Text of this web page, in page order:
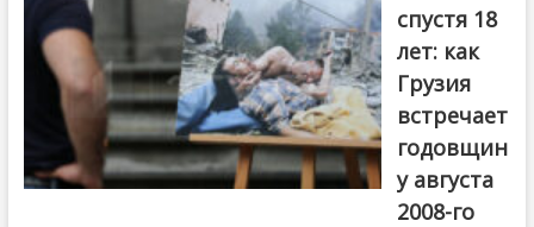
спустя 18
лет: как
Грузия
встречает
годовщин
у августа
2008-го